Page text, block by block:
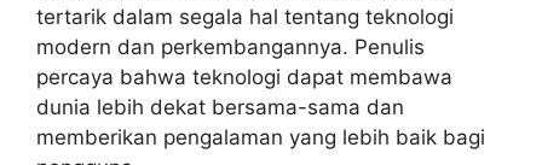
tertarik dalam segala hal tentang teknologi
modern dan perkembangannya. Penulis
percaya bahwa teknologi dapat membawa
dunia lebih dekat bersama-sama dan
memberikan pengalaman yang lebih baik bagi